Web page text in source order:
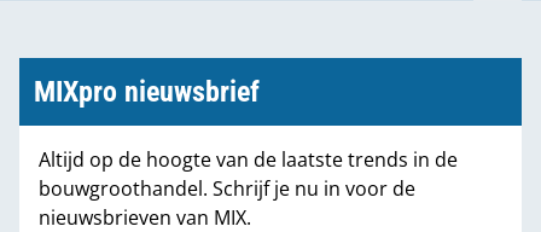
Marktcijfers
Partners
MIXpro nieuwsbrief
Altijd op de hoogte van de laatste trends in de
bouwgroothandel. Schrijf je nu in voor de
nieuwsbrieven van MIX.